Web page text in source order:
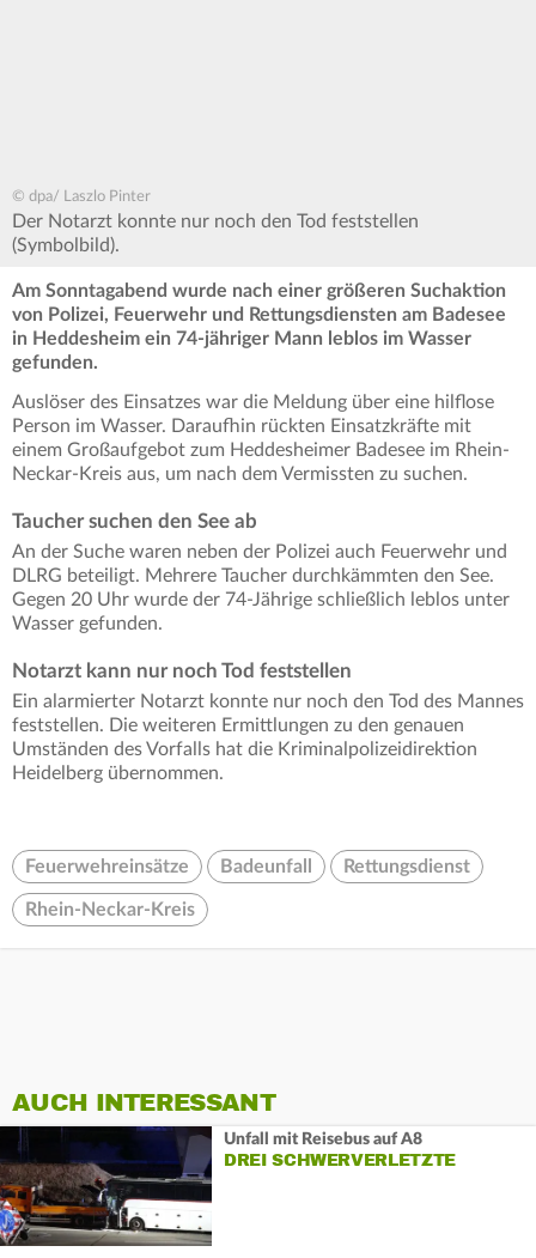
© dpa/ Laszlo Pinter
Der Notarzt konnte nur noch den Tod feststellen
(Symbolbild).
Am Sonntagabend wurde nach einer größeren Suchaktion
von Polizei, Feuerwehr und Rettungsdiensten am Badesee
in Heddesheim ein 74-jähriger Mann leblos im Wasser
gefunden.
Auslöser des Einsatzes war die Meldung über eine hilflose
Person im Wasser. Daraufhin rückten Einsatzkräfte mit
einem Großaufgebot zum Heddesheimer Badesee im Rhein-
Neckar-Kreis aus, um nach dem Vermissten zu suchen.
Taucher suchen den See ab
An der Suche waren neben der Polizei auch Feuerwehr und
DLRG beteiligt. Mehrere Taucher durchkämmten den See.
Gegen 20 Uhr wurde der 74-Jährige schließlich leblos unter
Wasser gefunden.
Notarzt kann nur noch Tod feststellen
Ein alarmierter Notarzt konnte nur noch den Tod des Mannes
feststellen. Die weiteren Ermittlungen zu den genauen
Umständen des Vorfalls hat die Kriminalpolizeidirektion
Heidelberg übernommen.
Feuerwehreinsätze Badeunfall Rettungsdienst
Rhein-Neckar-Kreis
AUCH INTERESSANT
Unfall mit Reisebus auf A8
DREI SCHWERVERLETZTE